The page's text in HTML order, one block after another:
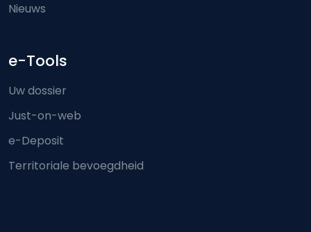
Nieuws
e-Tools
Uw dossier
Just-on-web
e-Deposit
Territoriale bevoegdheid